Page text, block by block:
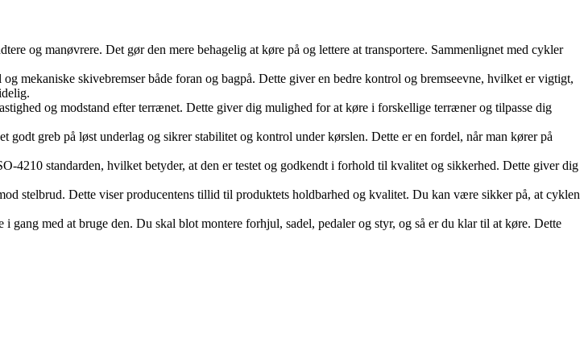
og manøvrere. Det gør den mere behagelig at køre på og lettere at transportere. Sammenlignet med cykler
mekaniske skivebremser både foran og bagpå. Dette giver en bedre kontrol og bremseevne, hvilket er vigtigt,
og modstand efter terrænet. Dette giver dig mulighed for at køre i forskellige terræner og tilpasse dig
greb på løst underlag og sikrer stabilitet og kontrol under kørslen. Dette er en fordel, når man kører på
4210 standarden, hvilket betyder, at den er testet og godkendt i forhold til kvalitet og sikkerhed. Dette giver dig
stelbrud. Dette viser producentens tillid til produktets holdbarhed og kvalitet. Du kan være sikker på, at cyklen
med at bruge den. Du skal blot montere forhjul, sadel, pedaler og styr, og så er du klar til at køre. Dette